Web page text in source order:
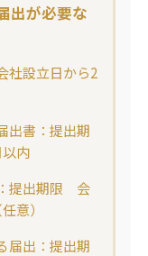
出が必要な
設立日から2
出書：提出期
内
提出期限 会
意）
届出：提出期